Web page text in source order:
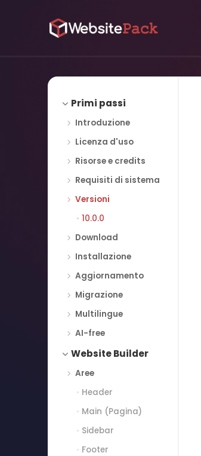
Primi passi
Introduzione
Licenza d'uso
Risorse e credits
Requisiti di sistema
Versioni
10.0.0
Download
Installazione
Aggiornamento
Migrazione
Multilingue
AI-free
Website Builder
Aree
Header
Main (Pagina)
Sidebar
Footer